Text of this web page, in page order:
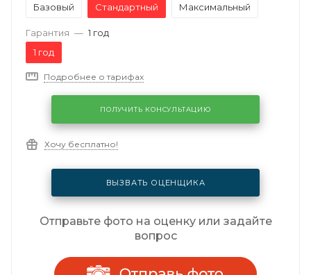
Базовый
Стандартный Максимальный
Гарантия — 1 год
1 год
Подробнее о тарифах
ПОЛУЧИТЬ КОНСУЛЬТАЦИЮ
Хочу бесплатно!
ВЫЗВАТЬ ОЦЕНЩИКА
Отправьте фото на оценку или задайте
вопрос